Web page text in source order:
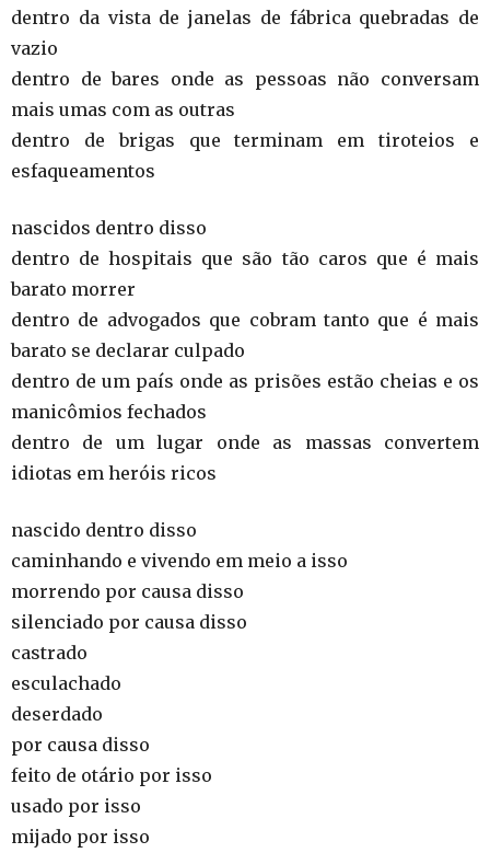
dentro da vista de janelas de fábrica quebradas de
vazio
dentro de bares onde as pessoas não conversam
mais umas com as outras
dentro de brigas que terminam em tiroteios e
esfaqueamentos
nascidos dentro disso
dentro de hospitais que são tão caros que é mais
barato morrer
dentro de advogados que cobram tanto que é mais
barato se declarar culpado
dentro de um país onde as prisões estão cheias e os
manicômios fechados
dentro de um lugar onde as massas convertem
idiotas em heróis ricos
nascido dentro disso
caminhando e vivendo em meio a isso
morrendo por causa disso
silenciado por causa disso
castrado
esculachado
deserdado
por causa disso
feito de otário por isso
usado por isso
mijado por isso